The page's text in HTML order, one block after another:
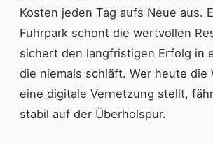
Kosten jeden Tag aufs Neue aus.
Fuhrpark schont die wertvollen
sichert den langfristigen Erfolg in
die niemals schläft. Wer heute die
eine digitale Vernetzung stellt,
stabil auf der Überholspur.